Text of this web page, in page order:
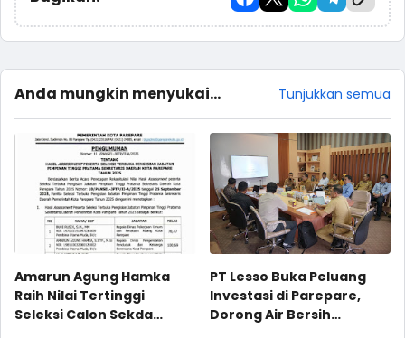
Anda mungkin menyukai
postingan ini
Tunjukkan semua
Amarun Agung Hamka
Raih Nilai Tertinggi
Seleksi Calon Sekda
PT Lesso Buka Peluang
Investasi di Parepare,
Dorong Air Bersih